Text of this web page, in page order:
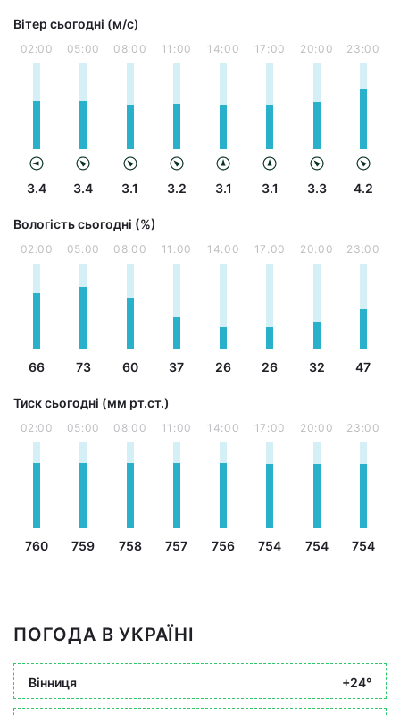
Вітер сьогодні (м/с)
02:00
3.4
05:00
3.4
08:00
3.1
11:00
3.2
14:00
3.1
17:00
3.1
20:00
3.3
23:00
4.2
Вологість сьогодні (%)
02:00
66
05:00
73
08:00
60
11:00
37
14:00
26
17:00
26
20:00
32
23:00
47
Тиск сьогодні (мм рт.ст.)
02:00
760
05:00
759
08:00
758
11:00
757
14:00
756
17:00
754
20:00
754
23:00
754
ПОГОДА В УКРАЇНІ
Вінниця +24°